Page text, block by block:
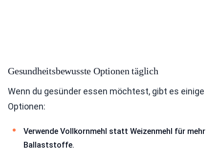
Gesundheitsbewusste Optionen täglich
Wenn du gesünder essen möchtest, gibt es einige
Optionen:
Verwende Vollkornmehl statt Weizenmehl für mehr
Ballaststoffe.